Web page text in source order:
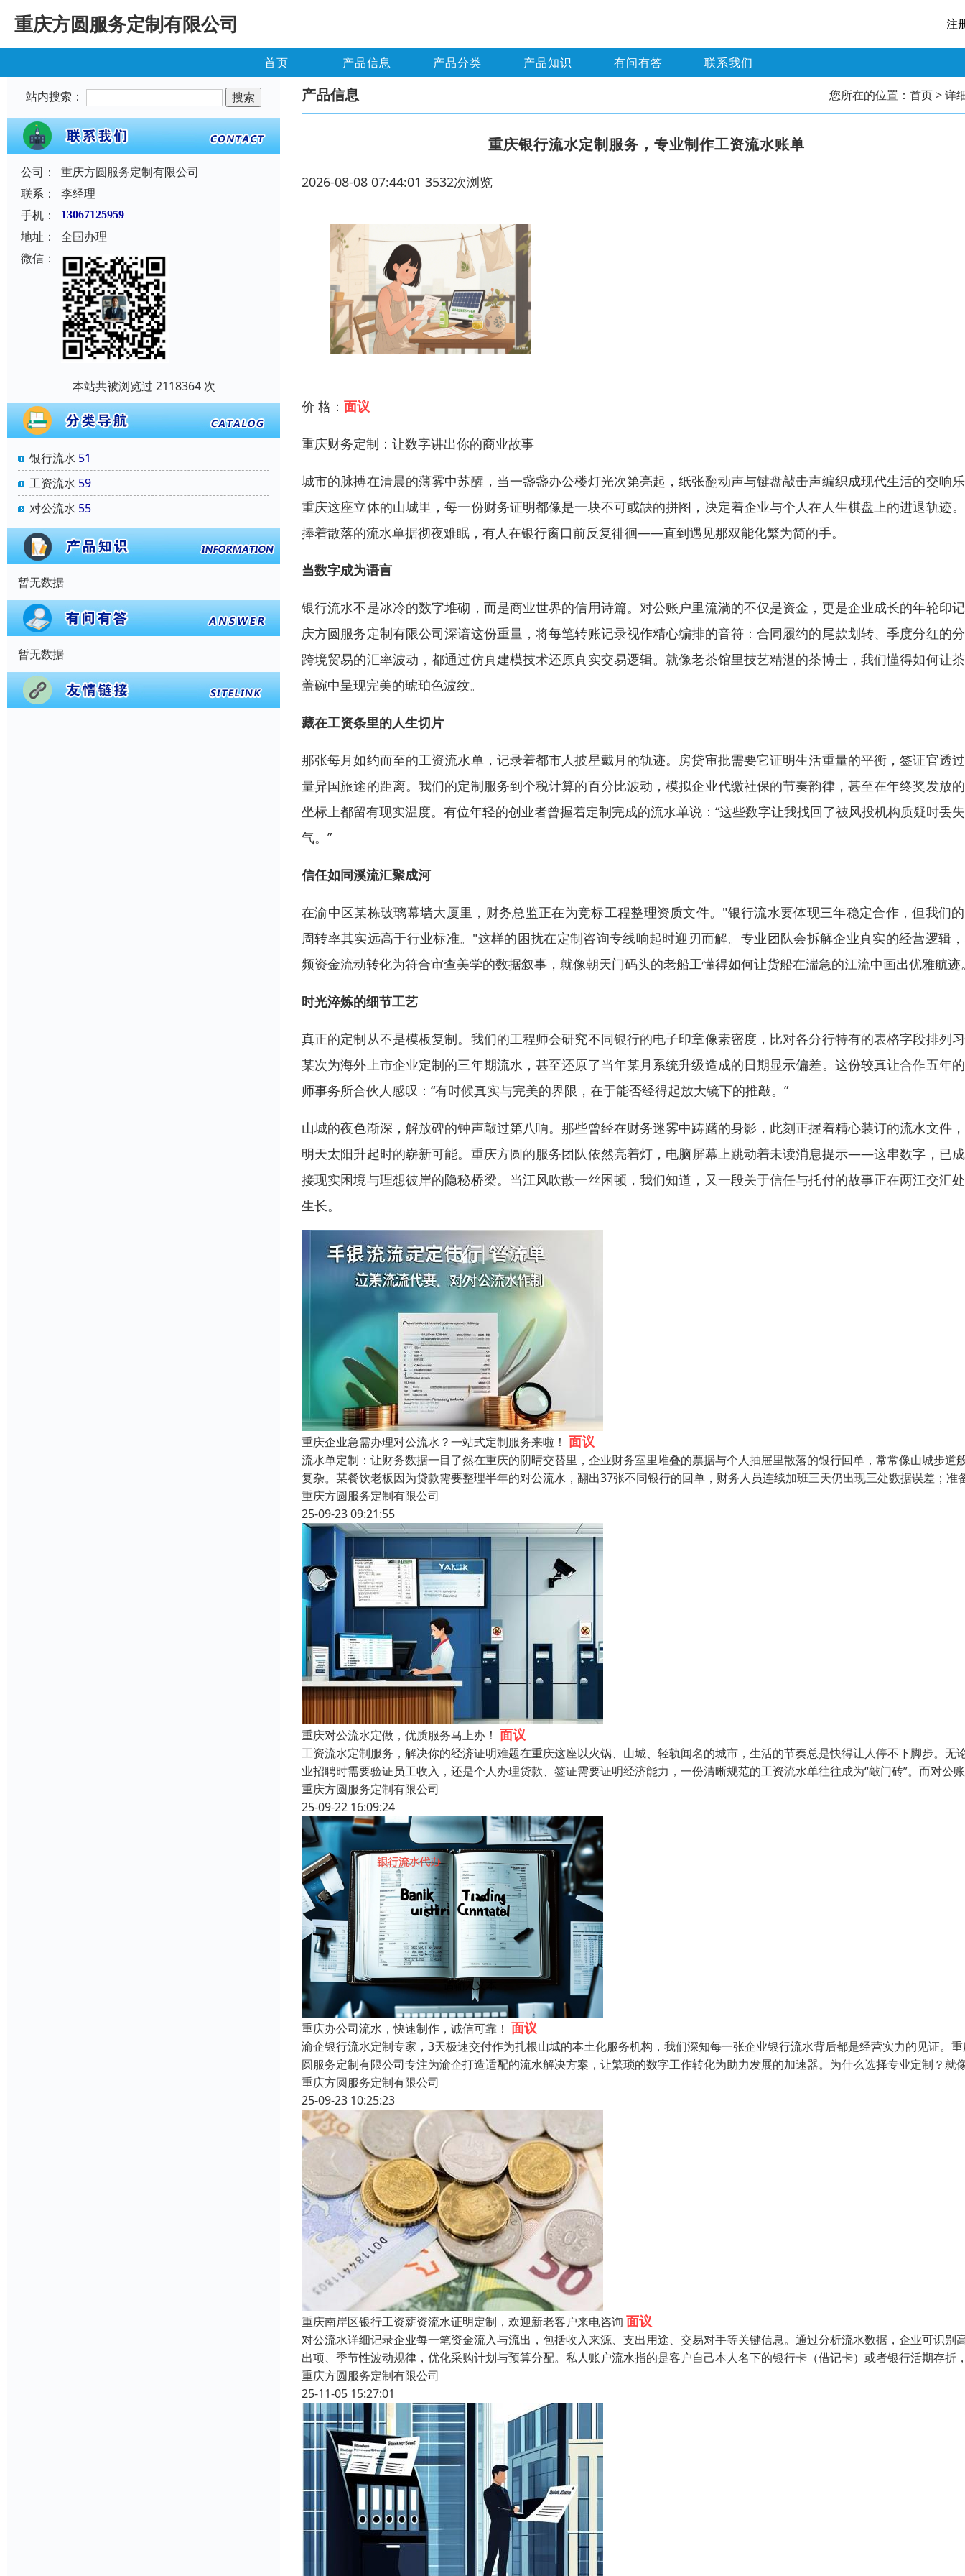
重庆方圆服务定制有限公司 注
首页 产品信息 产品分类 产品知识 有问有答 联系我们
站内搜索：
公司：
重庆方圆服务定制有限公司
联系：
李经理
手机：
13067125959
地址：
全国办理
微信：
本站共被浏览过 2118364 次
银行流水 51
工资流水 59
对公流水 55
暂无数据
暂无数据
产品信息 您所在的位置： 首页> 详
重庆银行流水定制服务，专业制作工资流水账单
2026-08-08 07:44:01 3532次浏览
价 格： 面议
重庆财务定制：让数字讲出你的商业故事
城市的脉搏在清晨的薄雾中苏醒，当一盏盏办公楼灯光次第亮起，纸张翻动声与键盘敲击声编织成现代生活的交响
重庆这座立体的山城里，每一份财务证明都像是一块不可或缺的拼图，决定着企业与个人在人生棋盘上的进退轨迹
捧着散落的流水单据彻夜难眠，有人在银行窗口前反复徘徊——直到遇见那双能化繁为简的手。
当数字成为语言
银行流水不是冰冷的数字堆砌，而是商业世界的信用诗篇。对公账户里流淌的不仅是资金，更是企业成长的年轮印
庆方圆服务定制有限公司深谙这份重量，将每笔转账记录视作精心编排的音符：合同履约的尾款划转、季度分红的
跨境贸易的汇率波动，都通过仿真建模技术还原真实交易逻辑。就像老茶馆里技艺精湛的茶博士，我们懂得如何让
盖碗中呈现完美的琥珀色波纹。
藏在工资条里的人生切片
那张每月如约而至的工资流水单，记录着都市人披星戴月的轨迹。房贷审批需要它证明生活重量的平衡，签证官透
量异国旅途的距离。我们的定制服务到个税计算的百分比波动，模拟企业代缴社保的节奏韵律，甚至在年终奖发放
坐标上都留有现实温度。有位年轻的创业者曾握着定制完成的流水单说：“这些数字让我找回了被风投机构质疑时丢
气。”
信任如同溪流汇聚成河
在渝中区某栋玻璃幕墙大厦里，财务总监正在为竞标工程整理资质文件。"银行流水要体现三年稳定合作，但我们
周转率其实远高于行业标准。"这样的困扰在定制咨询专线响起时迎刃而解。专业团队会拆解企业真实的经营逻辑
频资金流动转化为符合审查美学的数据叙事，就像朝天门码头的老船工懂得如何让货船在湍急的江流中画出优雅航迹
时光淬炼的细节工艺
真正的定制从不是模板复制。我们的工程师会研究不同银行的电子印章像素密度，比对各分行特有的表格字段排列
某次为海外上市企业定制的三年期流水，甚至还原了当年某月系统升级造成的日期显示偏差。这份较真让合作五年
师事务所合伙人感叹：“有时候真实与完美的界限，在于能否经得起放大镜下的推敲。”
山城的夜色渐深，解放碑的钟声敲过第八响。那些曾经在财务迷雾中踌躇的身影，此刻正握着精心装订的流水文件
明天太阳升起时的崭新可能。重庆方圆的服务团队依然亮着灯，电脑屏幕上跳动着未读消息提示——这串数字，已
接现实困境与理想彼岸的隐秘桥梁。当江风吹散一丝困顿，我们知道，又一段关于信任与托付的故事正在两江交汇
生长。
重庆企业急需办理对公流水？一站式定制服务来啦！ 面议
流水单定制：让财务数据一目了然在重庆的阴晴交替里，企业财务室里堆叠的票据与个人抽屉里散落的银行回单，常常像山城步道
复杂。某餐饮老板因为贷款需要整理半年的对公流水，翻出37张不同银行的回单，财务人员连续加班三天仍出现三处数据误差；准
重庆方圆服务定制有限公司
25-09-23 09:21:55
重庆对公流水定做，优质服务马上办！ 面议
工资流水定制服务，解决你的经济证明难题在重庆这座以火锅、山城、轻轨闻名的城市，生活的节奏总是快得让人停不下脚步。无
业招聘时需要验证员工收入，还是个人办理贷款、签证需要证明经济能力，一份清晰规范的工资流水单往往成为“敲门砖”。而对公
重庆方圆服务定制有限公司
25-09-22 16:09:24
重庆办公司流水，快速制作，诚信可靠！ 面议
渝企银行流水定制专家，3天极速交付作为扎根山城的本土化服务机构，我们深知每一张企业银行流水背后都是经营实力的见证。
圆服务定制有限公司专注为渝企打造适配的流水解决方案，让繁琐的数字工作转化为助力发展的加速器。为什么选择专业定制？就
重庆方圆服务定制有限公司
25-09-23 10:25:23
重庆南岸区银行工资薪资流水证明定制，欢迎新老客户来电咨询 面议
对公流水详细记录企业每一笔资金流入与流出，包括收入来源、支出用途、交易对手等关键信息。通过分析流水数据，企业可识别
出项、季节性波动规律，优化采购计划与预算分配。私人账户流水指的是客户自己本人名下的银行卡（借记卡）或者银行活期存折
重庆方圆服务定制有限公司
25-11-05 15:27:01